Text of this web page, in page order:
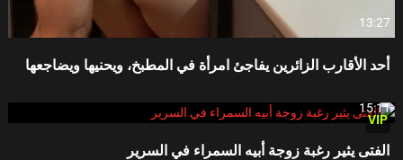
13:27
أحد الأقارب الزائرين يفاجئ امرأة في المطبخ، ويحنيها ويضاجعها
VIP
15:11
الفتى يثير رغبة زوجة أبيه السمراء في السرير